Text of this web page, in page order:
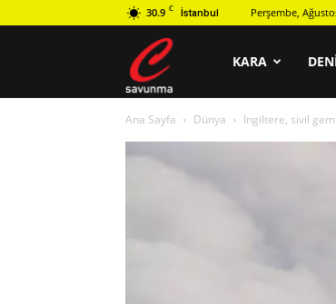
30.9 C İstanbul Perşembe,
KARA
Ana Sayfa Dünya İngiltere, sivil